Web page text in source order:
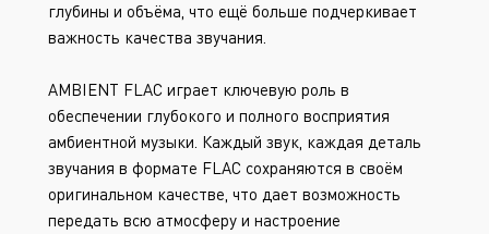
глубины и объёма, что ещё больше подчеркивает
важность качества звучания.
AMBIENT FLAC играет ключевую роль в
обеспечении глубокого и полного восприятия
амбиентной музыки. Каждый звук, каждая деталь
звучания в формате FLAC сохраняются в своём
оригинальном качестве, что дает возможность
передать всю атмосферу и настроение